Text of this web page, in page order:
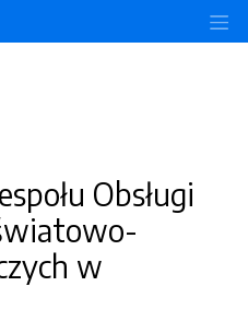
Obsługi
w